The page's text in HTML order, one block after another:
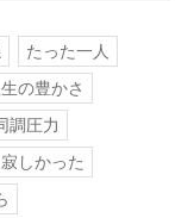
たった一人
生の豊かさ
調圧力
寂しかった